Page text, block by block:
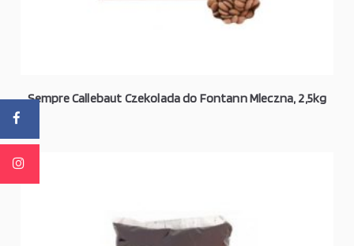
Sempre Callebaut Czekolada do Fontann Mleczna, 2,5kg